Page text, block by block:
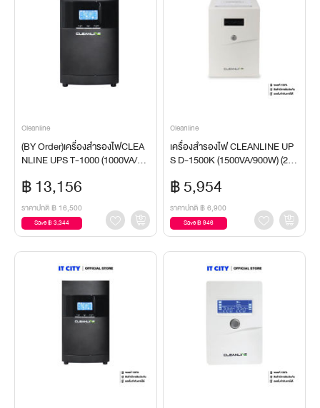
Cleanline
(BY Order)เครื่องสำรองไฟCLEA
NLINE UPS T-1000 (1000VA/90
฿ 13,156
ราคาปกติ ฿ 16,500
Save ฿ 3,344
Cleanline
เครื่องสำรองไฟ CLEANLINE UP
S D-1500K (1500VA/900W) (2Y)
฿ 5,954
ราคาปกติ ฿ 6,900
Save ฿ 946